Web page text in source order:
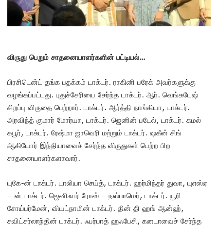
விருது பெறும் சாதனையாளர்களின் பட்டியல்…
பிரசிடென்ட் தங்க பதக்கம் டாக்டர். ராகினி பரேக் அவர்களுக்கு
வழங்கப்பட்டது. புதுச்சேரியை சேர்ந்த டாக்டர். ஆர். வெங்கடேஷ்
சிறப்பு விருதை பெற்றார். டாக்டர். ஆர்த்தி நாங்கியா, டாக்டர்.
அரவிந்த் குமார் மோர்யா, டாக்டர். ஜெனின் படேல், டாக்டர். கமல்
கபூர், டாக்டர். ரேஷ்மா ஜாவெரி மற்றும் டாக்டர். ஷகீன் சிங்
ஆகியோர் இந்தியாவைச் சேர்ந்த விருதுகள் பெற்ற பிற
சாதனையாளர்களாவார்.
யுகே-ன் டாக்டர். டாலியா செய்த், டாக்டர். ஹர்மிந்தர் துவா, யுஎஸ்ஏ
– ன் டாக்டர். ஜெனிஃபர் ரோஸ் – நஸ்பாமெர், டாக்டர். யூரி
சோய்பர்மேன், வியட்நாமின் டாக்டர். தின் தி ஹங் ஆன்ஹ்,
சுவிட்சர்லாந்தின் டாக்டர். ஃபர்பாத் ஹஃபேசி, கனடாவைச் சேர்ந்த